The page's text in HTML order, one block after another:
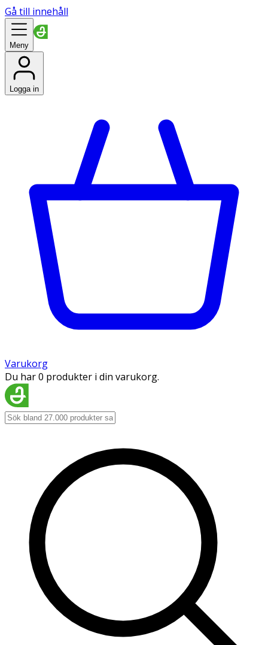
Gå till innehåll
Meny
Logga in
Varukorg
Du har 0 produkter i din varukorg.